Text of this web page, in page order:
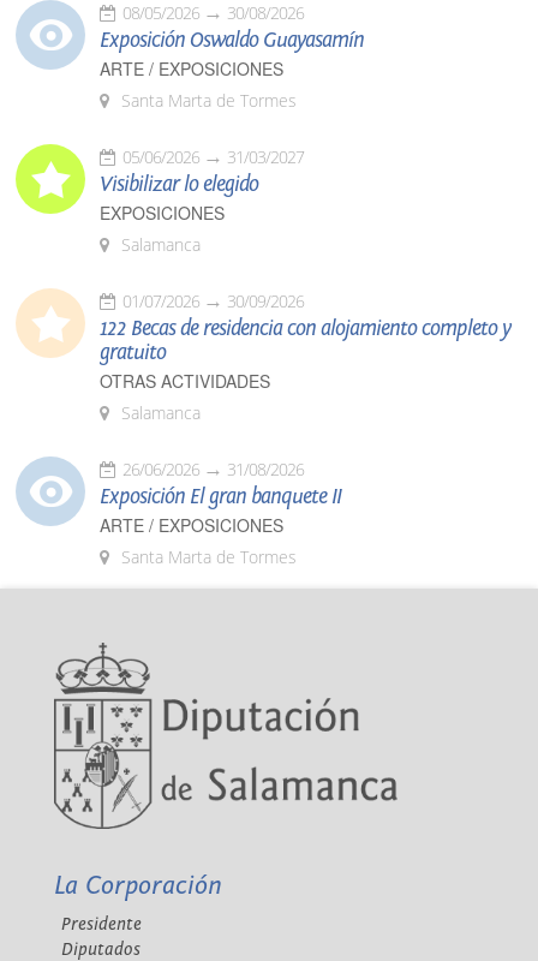
08/05/2026 30/08/2026
Exposición Oswaldo Guayasamín
ARTE / EXPOSICIONES
Santa Marta de Tormes
05/06/2026 31/03/2027
Visibilizar lo elegido
EXPOSICIONES
Salamanca
01/07/2026 30/09/2026
122 Becas de residencia con alojamiento completo y
gratuito
OTRAS ACTIVIDADES
Salamanca
26/06/2026 31/08/2026
Exposición El gran banquete II
ARTE / EXPOSICIONES
Santa Marta de Tormes
La Corporación
Presidente
Diputados